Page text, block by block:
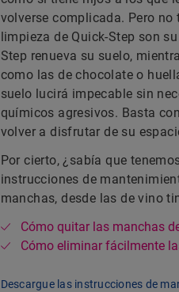
volverse complicada. Pero
limpieza de Quick-Step son
Step renueva su suelo,
como las de chocolate o
suelo lucirá impecable sin
químicos agresivos. Basta
volver a disfrutar de su
Por cierto, ¿sabía que
instrucciones de
manchas, desde las de vino
Cómo quitar las manchas
Cómo eliminar fácilmente
Descargue las instrucciones de